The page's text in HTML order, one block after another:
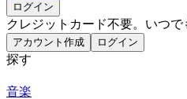
ログイン
クレジットカード不要。いつで
アカウント作成 ログイン
探す
音楽